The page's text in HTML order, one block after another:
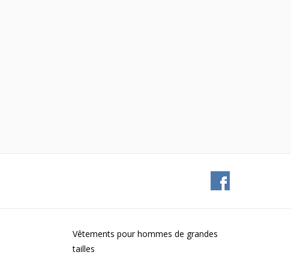
Vêtements pour hommes de grandes
tailles